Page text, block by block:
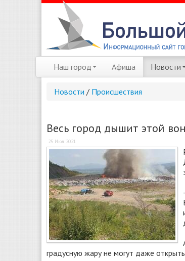
Наш город Афиша Новости
Новости / Происшествия
Весь город дышит этой
25 Июл 2021
градусную жару не могут даже